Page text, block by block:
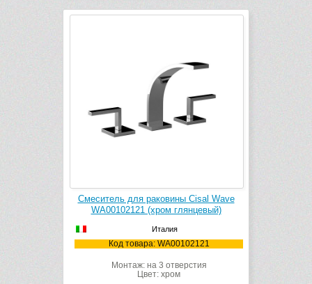
Смеситель для раковины Cisal Wave
WA00102121 (хром глянцевый)
Италия
Код товара: WA00102121
Монтаж: на 3 отверстия
Цвет: хром